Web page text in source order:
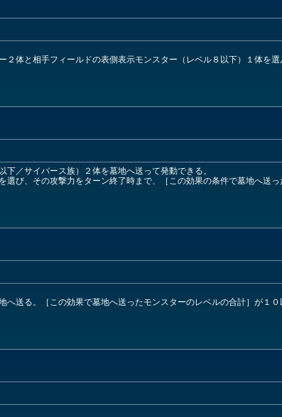
２体と相手フィールドの表側表示モンスター（レベル８以下）１体を選
下／サイバース族）２体を墓地へ送って発動できる。
選び、その攻撃力をターン終了時まで、［この効果の条件で墓地へ送
へ送る。［この効果で墓地へ送ったモンスターのレベルの合計］が１